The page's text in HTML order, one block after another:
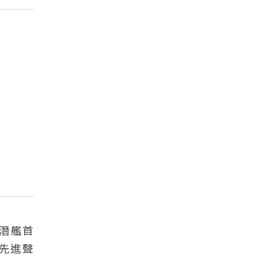
艦首
進聲